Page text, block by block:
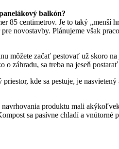
balkón?
85 centimetrov. Je to taký
novostavby. Plánujeme však
môžete začať pestovať už skoro
o záhradu, sa treba na jeseň
kde sa pestuje, je nasvietený
produktu mali
sa pasívne chladí a